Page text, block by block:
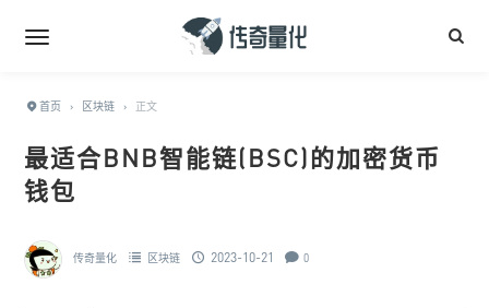
首页 › 区块链 › 正文
最适合BNB智能链(BSC)的加密货币
钱包
传奇量化 区块链 2023-10-21 0